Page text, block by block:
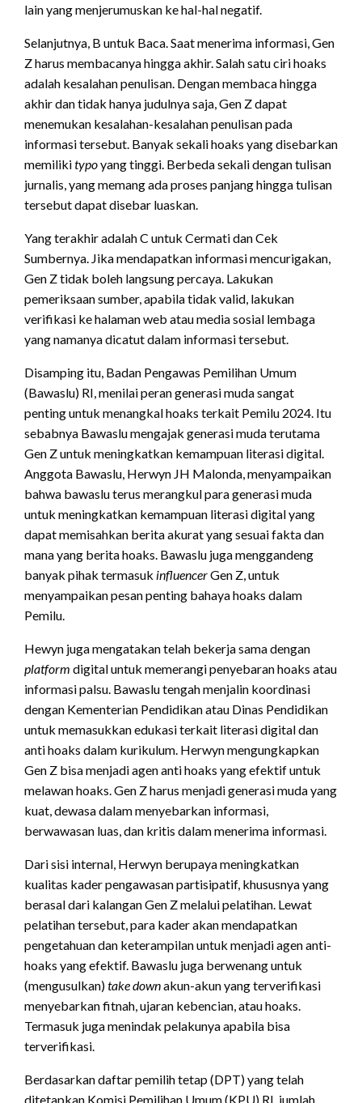
lain yang menjerumuskan ke hal-hal negatif.
Selanjutnya, B untuk Baca. Saat menerima informasi, Gen
Z harus membacanya hingga akhir. Salah satu ciri hoaks
adalah kesalahan penulisan. Dengan membaca hingga
akhir dan tidak hanya judulnya saja, Gen Z dapat
menemukan kesalahan-kesalahan penulisan pada
informasi tersebut. Banyak sekali hoaks yang disebarkan
memilikitypoyang tinggi. Berbeda sekali dengan tulisan
jurnalis, yang memang ada proses panjang hingga tulisan
tersebut dapat disebar luaskan.
Yang terakhir adalah C untuk Cermati dan Cek
Sumbernya. Jika mendapatkan informasi mencurigakan,
Gen Z tidak boleh langsung percaya. Lakukan
pemeriksaan sumber, apabila tidak valid, lakukan
verifikasi ke halaman web atau media sosial lembaga
yang namanya dicatut dalam informasi tersebut.
Disamping itu, Badan Pengawas Pemilihan Umum
(Bawaslu) RI, menilai peran generasi muda sangat
penting untuk menangkal hoaks terkait Pemilu 2024. Itu
sebabnya Bawaslu mengajak generasi muda terutama
Gen Z untuk meningkatkan kemampuan literasi digital.
Anggota Bawaslu, Herwyn JH Malonda, menyampaikan
bahwa bawaslu terus merangkul para generasi muda
untuk meningkatkan kemampuan literasi digital yang
dapat memisahkan berita akurat yang sesuai fakta dan
mana yang berita hoaks. Bawaslu juga menggandeng
banyak pihak termasuk influencerGen Z, untuk
menyampaikan pesan penting bahaya hoaks dalam
Pemilu.
Hewyn juga mengatakan telah bekerja sama dengan
platform digital untuk memerangi penyebaran hoaks atau
informasi palsu. Bawaslu tengah menjalin koordinasi
dengan Kementerian Pendidikan atau Dinas Pendidikan
untuk memasukkan edukasi terkait literasi digital dan
anti hoaks dalam kurikulum. Herwyn mengungkapkan
Gen Z bisa menjadi agen anti hoaks yang efektif untuk
melawan hoaks. Gen Z harus menjadi generasi muda yang
kuat, dewasa dalam menyebarkan informasi,
berwawasan luas, dan kritis dalam menerima informasi.
Dari sisi internal, Herwyn berupaya meningkatkan
kualitas kader pengawasan partisipatif, khususnya yang
berasal dari kalangan Gen Z melalui pelatihan. Lewat
pelatihan tersebut, para kader akan mendapatkan
pengetahuan dan keterampilan untuk menjadi agen anti-
hoaks yang efektif. Bawaslu juga berwenang untuk
(mengusulkan)take downakun-akun yang terverifikasi
menyebarkan fitnah, ujaran kebencian, atau hoaks.
Termasuk juga menindak pelakunya apabila bisa
terverifikasi.
Berdasarkan daftar pemilih tetap (DPT) yang telah
ditetapkan Komisi Pemilihan Umum (KPU) RI, jumlah